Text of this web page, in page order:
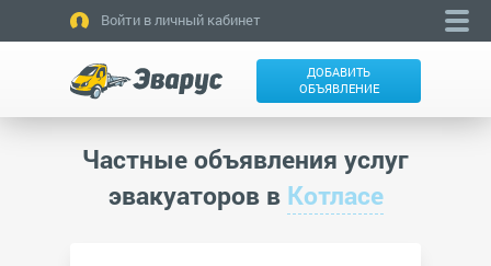
Войти в личный кабинет
ДОБАВИТЬ
ОБЪЯВЛЕНИЕ
Частные объявления услуг
эвакуаторов в Котласе